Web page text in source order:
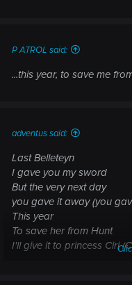
P ATROL said:
...this year, to save me
adventus said:
Last Belleteyn
I gave you my sword
But the very next day
you gave it away (you
This year
To save her from Hunt
I'll give it to princess Ciri